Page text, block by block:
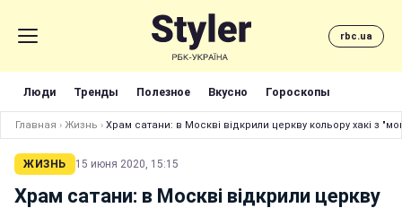
rbc.ua
Люди Тренды Полезное Вкусно Гороскопы
Главная › Жизнь › Храм сатани: в Москві відкрили церкву кольору хакі з
ЖИЗНЬ 15 июня 2020, 15:15
Храм сатани: в Москві відкрили церкву